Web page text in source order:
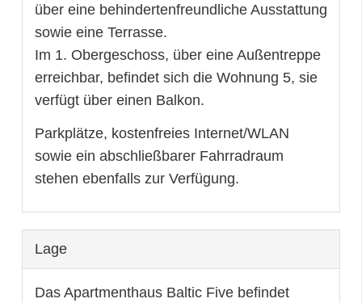
über eine behindertenfreundliche Ausstattung
sowie eine Terrasse.
Im 1. Obergeschoss, über eine Außentreppe
erreichbar, befindet sich die Wohnung 5, sie
verfügt über einen Balkon.
Parkplätze, kostenfreies Internet/WLAN
sowie ein abschließbarer Fahrradraum
stehen ebenfalls zur Verfügung.
Lage
Das Apartmenthaus Baltic Five befindet